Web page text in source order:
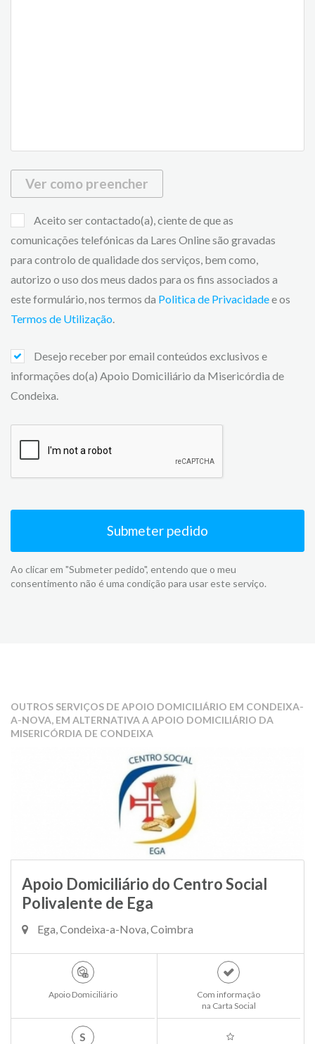
Ver como preencher
Aceito ser contactado(a), ciente de que as
comunicações telefónicas da Lares Online são gravadas
para controlo de qualidade dos serviços, bem como,
autorizo o uso dos meus dados para os fins associados a
este formulário, nos termos da Politica de Privacidadee os
Termos de Utilização.
Desejo receber por email conteúdos exclusivos e
informações do(a) Apoio Domiciliário da Misericórdia de
Condeixa.
Submeter pedido
Ao clicar em "Submeter pedido", entendo que o meu
consentimento não é uma condição para usar este serviço.
OUTROS SERVIÇOS DE APOIO DOMICILIÁRIO EM CONDEIXA-
A-NOVA, EM ALTERNATIVA A APOIO DOMICILIÁRIO DA
MISERICÓRDIA DE CONDEIXA
Apoio Domiciliário do Centro Social
Polivalente de Ega
Ega, Condeixa-a-Nova, Coimbra
Apoio Domiciliário
Com informação
na Carta Social
S